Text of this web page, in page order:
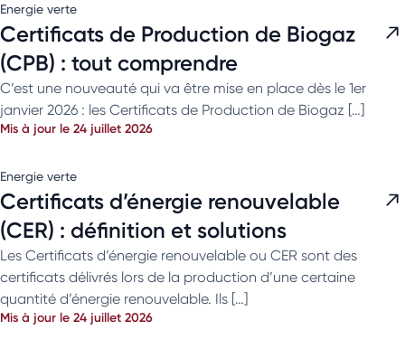
Energie verte
Certificats de Production de Biogaz
(CPB) : tout comprendre
C’est une nouveauté qui va être mise en place dès le 1er
janvier 2026 : les Certificats de Production de Biogaz […]
Mis à jour le 24 juillet 2026
Energie verte
Certificats d’énergie renouvelable
(CER) : définition et solutions
Les Certificats d’énergie renouvelable ou CER sont des
certificats délivrés lors de la production d’une certaine
quantité d’énergie renouvelable. Ils […]
Mis à jour le 24 juillet 2026